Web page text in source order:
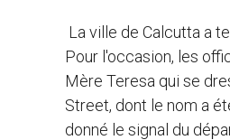
La ville de Calcutta a
Pour l'occasion, les
Mère Teresa qui se
Street, dont le nom a
donné le signal du